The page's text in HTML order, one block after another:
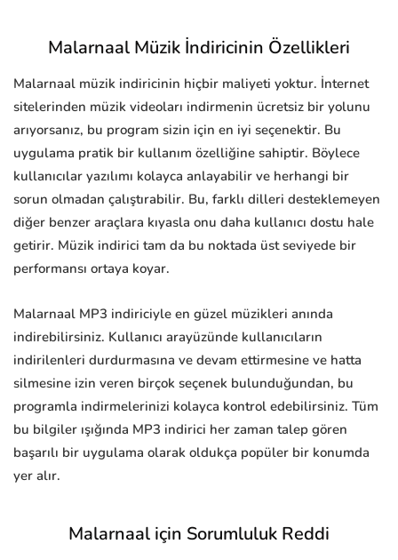
Malarnaal Müzik İndiricinin Özellikleri
Malarnaal müzik indiricinin hiçbir maliyeti yoktur. İnternet
sitelerinden müzik videoları indirmenin ücretsiz bir yolunu
arıyorsanız, bu program sizin için en iyi seçenektir. Bu
uygulama pratik bir kullanım özelliğine sahiptir. Böylece
kullanıcılar yazılımı kolayca anlayabilir ve herhangi bir
sorun olmadan çalıştırabilir. Bu, farklı dilleri desteklemeyen
diğer benzer araçlara kıyasla onu daha kullanıcı dostu hale
getirir. Müzik indirici tam da bu noktada üst seviyede bir
performansı ortaya koyar.
Malarnaal MP3 indiriciyle en güzel müzikleri anında
indirebilirsiniz. Kullanıcı arayüzünde kullanıcıların
indirilenleri durdurmasına ve devam ettirmesine ve hatta
silmesine izin veren birçok seçenek bulunduğundan, bu
programla indirmelerinizi kolayca kontrol edebilirsiniz. Tüm
bu bilgiler ışığında MP3 indirici her zaman talep gören
başarılı bir uygulama olarak oldukça popüler bir konumda
yer alır.
Malarnaal için Sorumluluk Reddi